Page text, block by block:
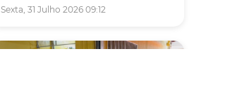
Sexta, 31 Julho 2026 09:12